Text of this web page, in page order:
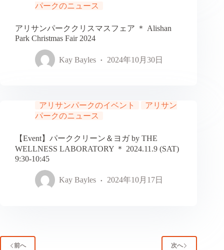
パークのニュース
アリサンパーククリスマスフェア ＊ Alishan
Park Christmas Fair 2024
Kay Bayles 2024年10月30日
アリサンパークのイベント
アリサン
パークのニュース
【Event】パーククリーン＆ヨガ by THE
WELLNESS LABORATORY ＊ 2024.11.9 (SAT)
9:30-10:45
Kay Bayles 2024年10月17日
前へ 次へ